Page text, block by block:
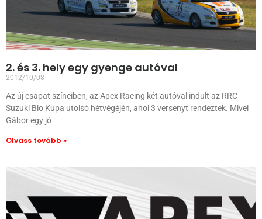
2. és 3. hely egy gyenge autóval
2012/10/08
Az új csapat színeiben, az Apex Racing két autóval indult az RRC
Suzuki Bio Kupa utolsó hétvégéjén, ahol 3 versenyt rendeztek. Mivel
Gábor egy jó
Olvass tovább »